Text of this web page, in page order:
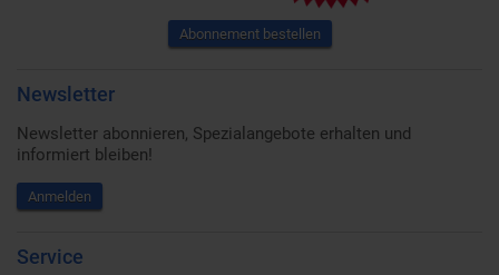
Abonnement bestellen
Newsletter
Newsletter abonnieren, Spezialangebote erhalten und
informiert bleiben!
Anmelden
Service